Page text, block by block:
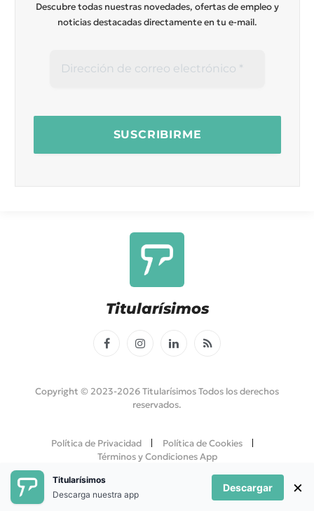
Descubre todas nuestras novedades, ofertas de empleo y
noticias destacadas directamente en tu e-mail.
Titularísimos
FacebookInstagramLinkedInRSS
Copyright © 2023-2026 Titularísimos Todos los derechos
reservados.
Política de Privacidad
Política de Cookies
Términos y Condiciones App
Titularísimos
Descarga nuestra app
Descargar ×